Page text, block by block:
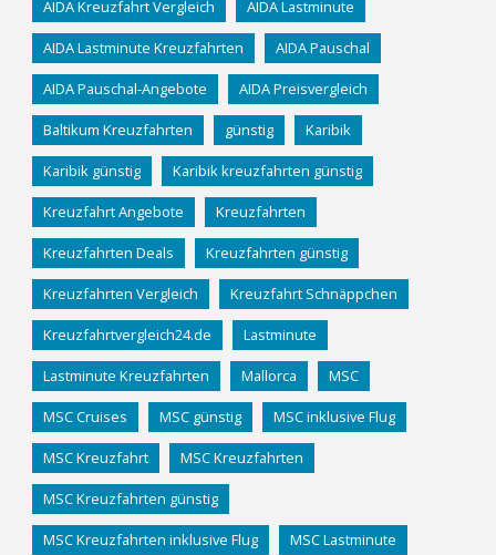
AIDA Kreuzfahrt Vergleich AIDA Lastminute
AIDA Lastminute Kreuzfahrten AIDA Pauschal
AIDA Pauschal-Angebote AIDA Preisvergleich
Baltikum Kreuzfahrten günstig Karibik
Karibik günstig Karibik kreuzfahrten günstig
Kreuzfahrt Angebote Kreuzfahrten
Kreuzfahrten Deals Kreuzfahrten günstig
Kreuzfahrten Vergleich Kreuzfahrt Schnäppchen
Kreuzfahrtvergleich24.de Lastminute
Lastminute Kreuzfahrten Mallorca MSC
MSC Cruises MSC günstig MSC inklusive Flug
MSC Kreuzfahrt MSC Kreuzfahrten
MSC Kreuzfahrten günstig
MSC Kreuzfahrten inklusive Flug MSC Lastminute